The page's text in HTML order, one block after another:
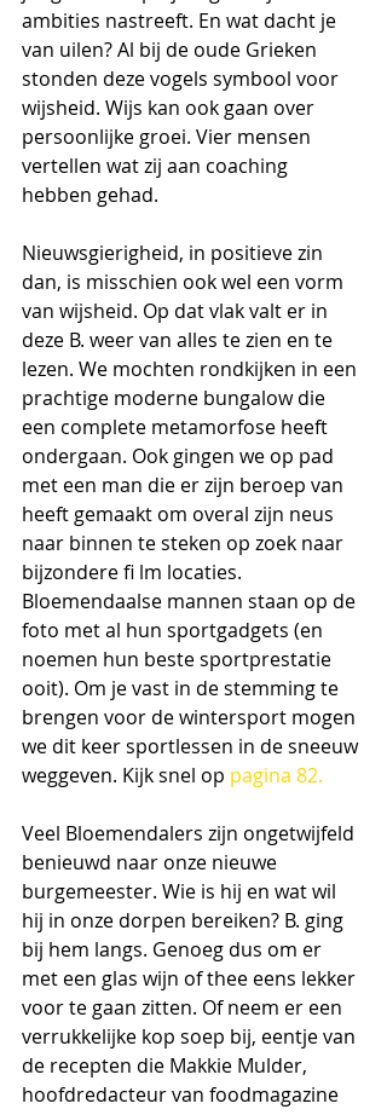
ambities nastreeft. En wat dacht je
van uilen? Al bij de oude Grieken
stonden deze vogels symbool voor
wijsheid. Wijs kan ook gaan over
persoonlijke groei. Vier mensen
vertellen wat zij aan coaching
hebben gehad.
Nieuwsgierigheid, in positieve zin
dan, is misschien ook wel een vorm
van wijsheid. Op dat vlak valt er in
deze B. weer van alles te zien en te
lezen. We mochten rondkijken in een
prachtige moderne bungalow die
een complete metamorfose heeft
ondergaan. Ook gingen we op pad
met een man die er zijn beroep van
heeft gemaakt om overal zijn neus
naar binnen te steken op zoek naar
bijzondere fi lm locaties.
Bloemendaalse mannen staan op de
foto met al hun sportgadgets (en
noemen hun beste sportprestatie
ooit). Om je vast in de stemming te
brengen voor de wintersport mogen
we dit keer sportlessen in de sneeuw
weggeven. Kijk snel op pagina 82.
Veel Bloemendalers zijn ongetwijfeld
benieuwd naar onze nieuwe
burgemeester. Wie is hij en wat wil
hij in onze dorpen bereiken? B. ging
bij hem langs. Genoeg dus om er
met een glas wijn of thee eens lekker
voor te gaan zitten. Of neem er een
verrukkelijke kop soep bij, eentje van
de recepten die Makkie Mulder,
hoofdredacteur van foodmagazine